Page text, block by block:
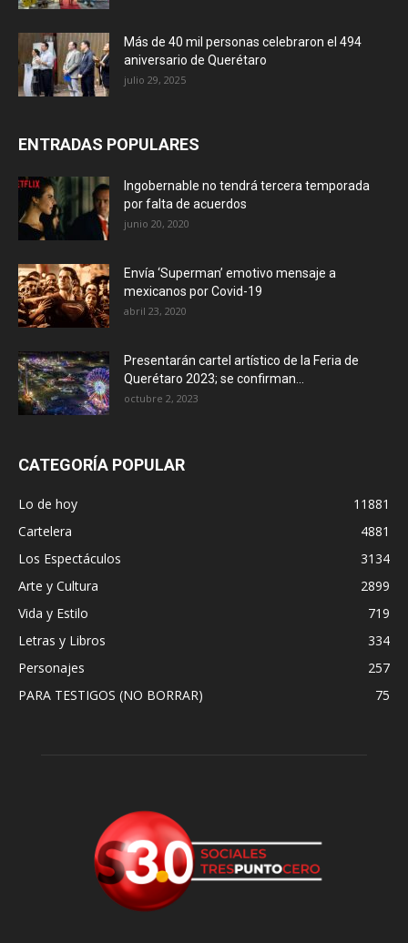
Más de 40 mil personas celebraron el 494
aniversario de Querétaro
julio 29, 2025
ENTRADAS POPULARES
Ingobernable no tendrá tercera temporada
por falta de acuerdos
junio 20, 2020
Envía ‘Superman’ emotivo mensaje a
mexicanos por Covid-19
abril 23, 2020
Presentarán cartel artístico de la Feria de
Querétaro 2023; se confirman...
octubre 2, 2023
CATEGORÍA POPULAR
Lo de hoy
11881
Cartelera
4881
Los Espectáculos
3134
Arte y Cultura
2899
Vida y Estilo
719
Letras y Libros
334
Personajes
257
PARA TESTIGOS (NO BORRAR)
75